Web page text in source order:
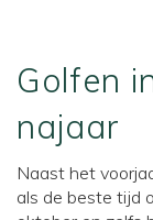
Golfen
najaar
Naast het
als de beste tijd